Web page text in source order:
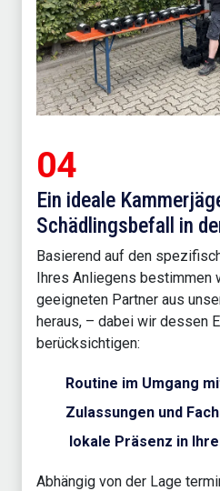
04
Ein ideale
Schädlingsbefall in
Basierend auf den
Ihres Anliegens bestimmen
geeigneten Partner aus
heraus, – dabei wir dessen
berücksichtigen:
Routine im Umgang
Zulassungen und
lokale Präsenz in
Abhängig von der Lage